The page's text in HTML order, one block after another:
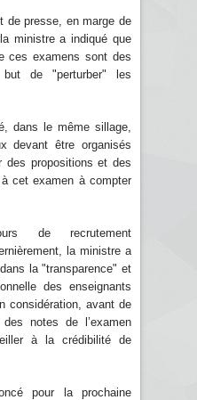
de presse, en marge de
ministre a indiqué que
ces examens sont des
de "perturber" les
dans le même sillage,
devant être organisés
des propositions et des
cet examen à compter
de recrutement
la ministre a
la "transparence" et
des enseignants
considération, avant de
notes de l’examen
à la crédibilité de
pour la prochaine